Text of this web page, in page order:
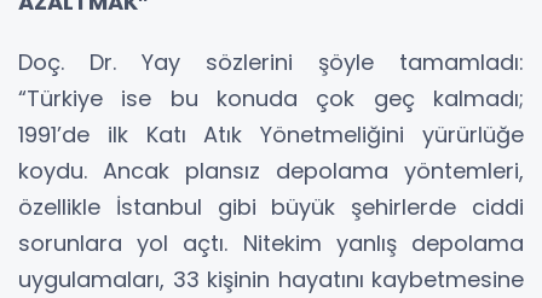
Doç. Dr. Yay sözlerini şöyle tamamladı:
“Türkiye ise bu konuda çok geç kalmadı;
1991’de ilk Katı Atık Yönetmeliğini yürürlüğe
koydu. Ancak plansız depolama yöntemleri,
özellikle İstanbul gibi büyük şehirlerde ciddi
sorunlara yol açtı. Nitekim yanlış depolama
uygulamaları, 33 kişinin hayatını kaybetmesine